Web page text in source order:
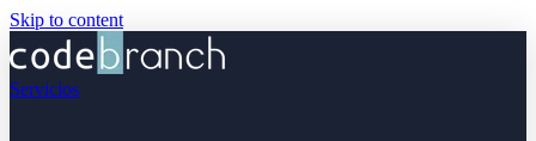
Skip to content
Servicios